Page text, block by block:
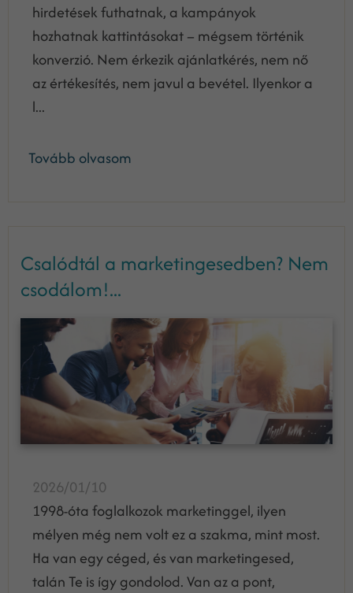
hirdetések futhatnak, a kampányok
hozhatnak kattintásokat – mégsem történik
konverzió. Nem érkezik ajánlatkérés, nem nő
az értékesítés, nem javul a bevétel. Ilyenkor a
l...
Tovább olvasom
Csalódtál a marketingesedben? Nem
csodálom!...
2026/01/10
1998-óta foglalkozok marketinggel, ilyen
mélyen még nem volt ez a szakma, mint most.
Ha van egy céged, és van marketingesed,
talán Te is így gondolod. Van az a pont,